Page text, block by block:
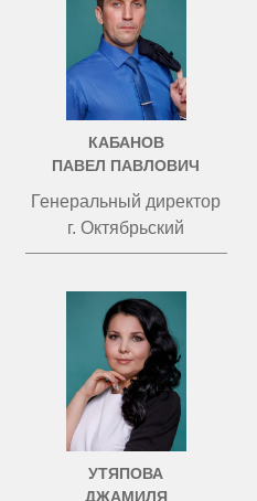
КАБАНОВ
ПАВЕЛ ПАВЛОВИЧ
Генеральный директор
г. Октябрьский
УТЯПОВА
ДЖАМИЛЯ